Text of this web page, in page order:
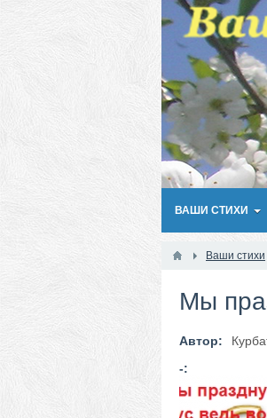
ВАШИ СТИХИ
Ваши стихи
Мы
Автор:
-: